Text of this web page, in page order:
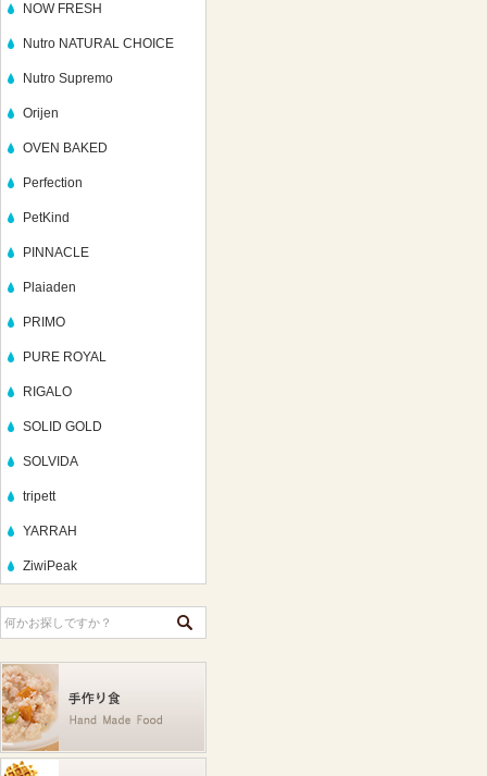
NOW FRESH
Nutro NATURAL CHOICE
Nutro Supremo
Orijen
OVEN BAKED
Perfection
PetKind
PINNACLE
Plaiaden
PRIMO
PURE ROYAL
RIGALO
SOLID GOLD
SOLVIDA
tripett
YARRAH
ZiwiPeak